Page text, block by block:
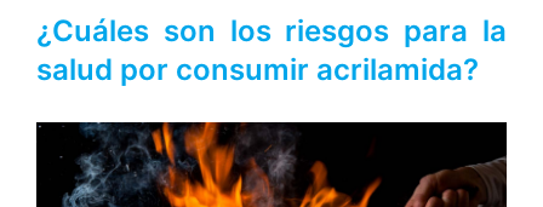
¿Cuáles son los riesgos para la
salud por consumir acrilamida?